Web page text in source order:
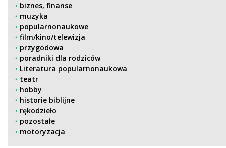
biznes, finanse
muzyka
popularnonaukowe
film/kino/telewizja
przygodowa
poradniki dla rodziców
Literatura popularnonaukowa
teatr
hobby
historie biblijne
rękodzieło
pozostałe
motoryzacja